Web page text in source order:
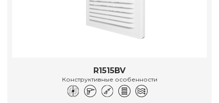
R1515BV
Конструктивные особенности